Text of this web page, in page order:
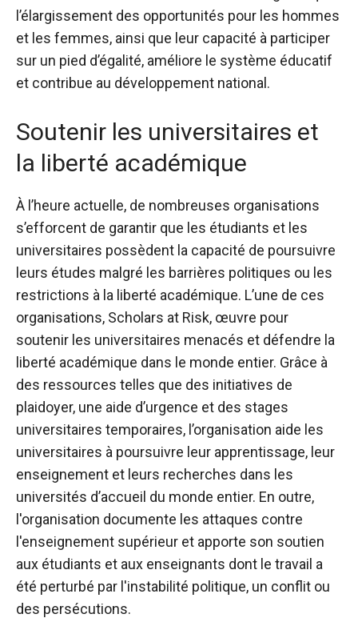
l’élargissement des opportunités pour les hommes
et les femmes, ainsi que leur capacité à participer
sur un pied d’égalité, améliore le système éducatif
et contribue au développement national.
Soutenir les universitaires et
la liberté académique
À l’heure actuelle, de nombreuses organisations
s’efforcent de garantir que les étudiants et les
universitaires possèdent la capacité de poursuivre
leurs études malgré les barrières politiques ou les
restrictions à la liberté académique. L’une de ces
organisations, Scholars at Risk, œuvre pour
soutenir les universitaires menacés et défendre la
liberté académique dans le monde entier. Grâce à
des ressources telles que des initiatives de
plaidoyer, une aide d’urgence et des stages
universitaires temporaires, l’organisation aide les
universitaires à poursuivre leur apprentissage, leur
enseignement et leurs recherches dans les
universités d’accueil du monde entier. En outre,
l'organisation documente les attaques contre
l'enseignement supérieur et apporte son soutien
aux étudiants et aux enseignants dont le travail a
été perturbé par l'instabilité politique, un conflit ou
des persécutions.